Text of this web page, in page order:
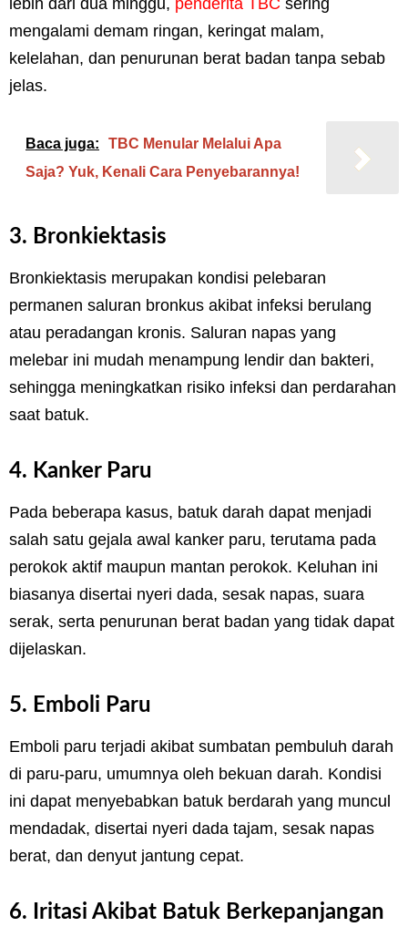
lebih dari dua minggu, penderita TBC sering
mengalami demam ringan, keringat malam,
kelelahan, dan penurunan berat badan tanpa sebab
jelas.
Baca juga:
TBC Menular Melalui Apa
Saja? Yuk, Kenali Cara Penyebarannya!
3. Bronkiektasis
Bronkiektasis merupakan kondisi pelebaran
permanen saluran bronkus akibat infeksi berulang
atau peradangan kronis. Saluran napas yang
melebar ini mudah menampung lendir dan bakteri,
sehingga meningkatkan risiko infeksi dan perdarahan
saat batuk.
4. Kanker Paru
Pada beberapa kasus, batuk darah dapat menjadi
salah satu gejala awal kanker paru, terutama pada
perokok aktif maupun mantan perokok. Keluhan ini
biasanya disertai nyeri dada, sesak napas, suara
serak, serta penurunan berat badan yang tidak dapat
dijelaskan.
5. Emboli Paru
Emboli paru terjadi akibat sumbatan pembuluh darah
di paru-paru, umumnya oleh bekuan darah. Kondisi
ini dapat menyebabkan batuk berdarah yang muncul
mendadak, disertai nyeri dada tajam, sesak napas
berat, dan denyut jantung cepat.
6. Iritasi Akibat Batuk Berkepanjangan